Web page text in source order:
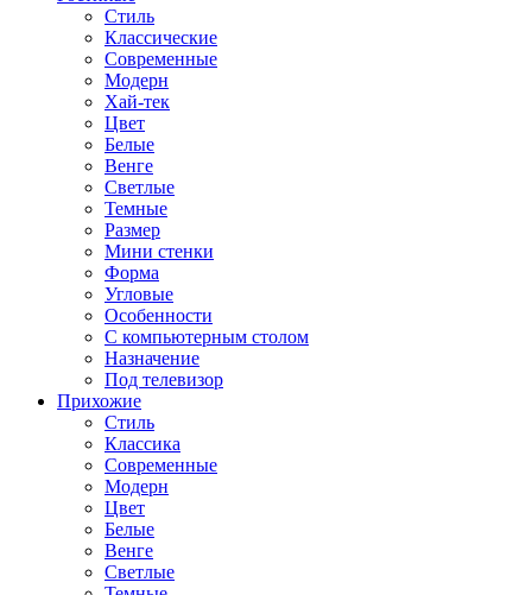
Стиль
Классические
Современные
Модерн
Хай-тек
Цвет
Белые
Венге
Светлые
Темные
Размер
Мини стенки
Форма
Угловые
Особенности
С компьютерным столом
Назначение
Под телевизор
Прихожие
Стиль
Классика
Современные
Модерн
Цвет
Белые
Венге
Светлые